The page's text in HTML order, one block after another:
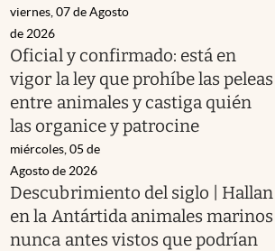
viernes, 07 de Agosto
de 2026
Oficial y confirmado: está en
vigor la ley que prohíbe las peleas
entre animales y castiga quién
las organice y patrocine
miércoles, 05 de
Agosto de 2026
Descubrimiento del siglo | Hallan
en la Antártida animales marinos
nunca antes vistos que podrían